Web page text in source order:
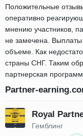
Положительные
оперативно
мнению участников,
не замечена.
объеме. Как
страны СНГ. Таким
партнерская
Partner-
Royal
Гемблинг